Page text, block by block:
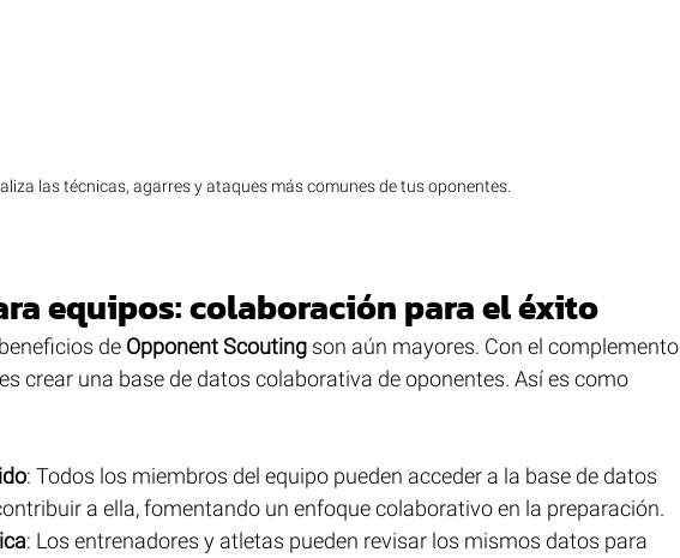
las técnicas, agarres y ataques más comunes de tus oponentes.
equipos: colaboración para el éxito
de Opponent Scouting son aún mayores. Con el complemento
crear una base de datos colaborativa de oponentes. Así es como
: Todos los miembros del equipo pueden acceder a la base de datos
a ella, fomentando un enfoque colaborativo en la preparación.
: Los entrenadores y atletas pueden revisar los mismos datos para